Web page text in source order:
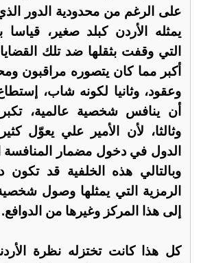
على الرغم من محدودية الدور
يمثله الأردن كبلد صغير، قياسا
التي وقفت بثقلها ضد تلك
أكبر مما كان يتصوره مراقبون
وعقود، وثانيا لكونه شاب،
أن ينافس شخصية عالمية،
وثالثا، لأن الأمير علي يعوّل
الدول في دخول مضمار المنافسة
وبالتالي هذه الخلفية قد تكون
الرمزية التي يمثلها وصول
إلى هذا المركز وغيرها من الدوافع.
كل هذا كانت تختزله نظرة